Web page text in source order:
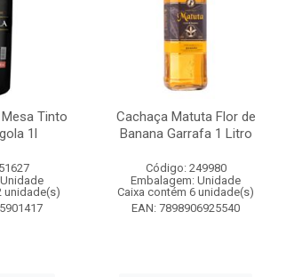
Tinto
1l
unidade(s)
Cachaça Matuta Flor de
Banana Garrafa 1 Litro
Código: 249980
Embalagem: Unidade
Caixa contém 6 unidade(s)
EAN: 7898906925540